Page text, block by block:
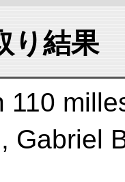
り結果
110
Gabriel